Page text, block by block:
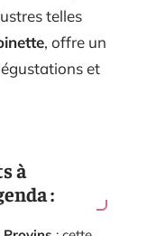
telles
, offre un
et
à
: